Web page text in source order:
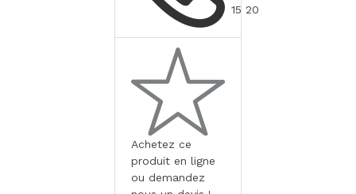
15 20
Achetez ce
produit en ligne
ou demandez